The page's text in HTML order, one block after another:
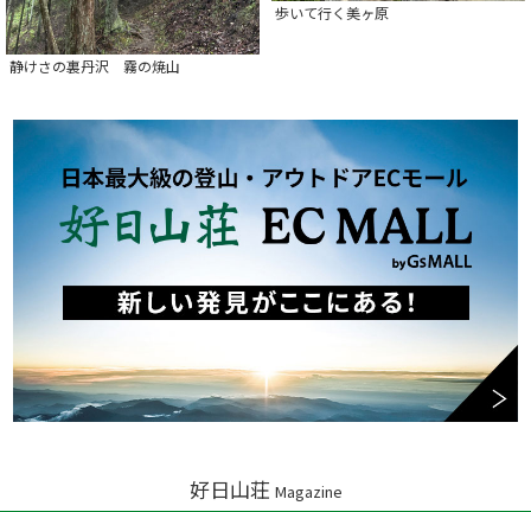
静けさの裏丹沢 霧の焼山
歩いて行く美ヶ原
好日山荘 Magazine